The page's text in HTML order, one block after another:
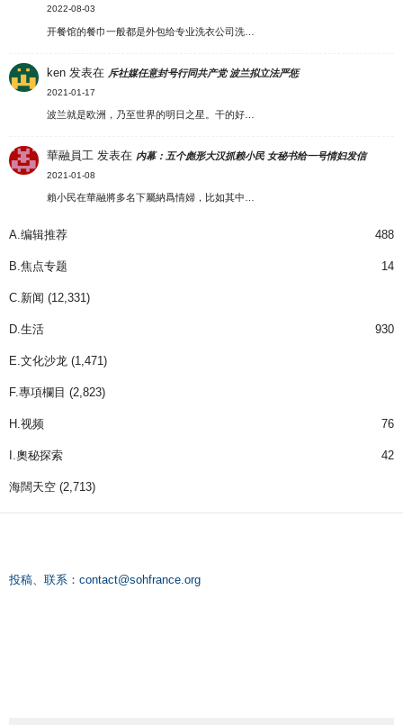
2022-08-03
开餐馆的餐巾一般都是外包给专业洗衣公司洗…
ken 发表在 斥社媒任意封号行同共产党 波兰拟立法严惩
2021-01-17
波兰就是欧洲，乃至世界的明日之星。干的好…
華融員工 发表在 内幕：五个彪形大汉抓赖小民 女秘书给一号情妇发信
2021-01-08
賴小民在華融將多名下屬納爲情婦，比如其中…
A.编辑推荐 488
B.焦点专题 14
C.新闻 (12,331)
D.生活 930
E.文化沙龙 (1,471)
F.專項欄目 (2,823)
H.视频 76
I.奧秘探索 42
海闊天空 (2,713)
投稿、联系： contact@sohfrance.org